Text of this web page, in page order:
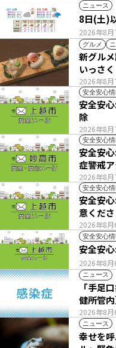
ニュース
2026年8月
グルメ
2026年8月
新グル
いっさく
安全安心
2026年8月
安全安
除
安全安心
2026年8月
安全安
症警戒
安全安心
2026年8月
安全安
意くだ
安全安心
2026年8月
安全安
ニュース
2026年8月
「手足口病」流行
健所管内
ニュース
幸せを